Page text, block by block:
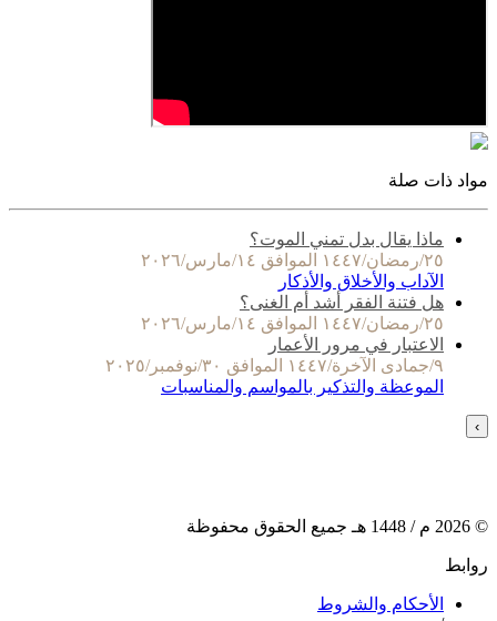
مواد ذات صلة
ماذا يقال بدل تمني الموت؟
٢٥/رمضان/١٤٤٧ الموافق ١٤/مارس/٢٠٢٦
الآداب والأخلاق والأذكار
هل فتنة الفقر أشد أم الغنى؟
٢٥/رمضان/١٤٤٧ الموافق ١٤/مارس/٢٠٢٦
الاعتبار في مرور الأعمار
٩/جمادى الآخرة/١٤٤٧ الموافق ٣٠/نوفمبر/٢٠٢٥
الموعظة والتذكير بالمواسم والمناسبات
›
©
2026 م / 1448 هـ جميع الحقوق محفوظة
روابط
الأحكام والشروط